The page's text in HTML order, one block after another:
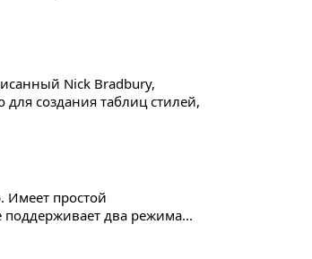
Nick Bradbury,
для создания таблиц стилей,
Имеет простой
два режима...